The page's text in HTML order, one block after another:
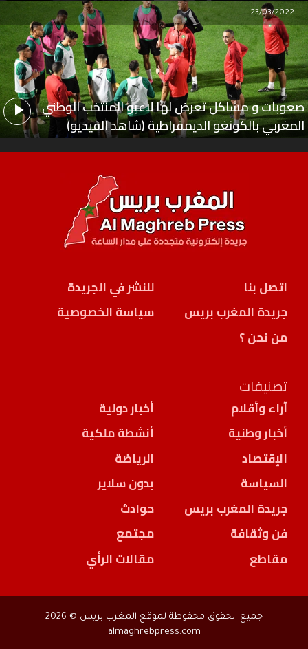
صعوبات و مشاكل تعرض لها لاعبو المنتخب الوطني
المغربي بالكونغو الديمقراطية (شاهد الفيديو)
23/03/2022
اتصل بنا
للنشر في الجريدة
جريدة المغرب بريس
سياسة الخصوصية
من نحن ؟
تصنيفات
آراء وأقلام
أخبار دولية
أخبار وطنية
أنشطة ملكية
الإقتصاد
الرياضة
السياسة
بدون سلاير
جريدة المغرب بريس
حوادث
فن وثقافة
مجتمع
مقاطع
مقالات الرأي
جميع الحقوق محفوظة لموقع المغرب بريس © 2026
almaghrebpress.com